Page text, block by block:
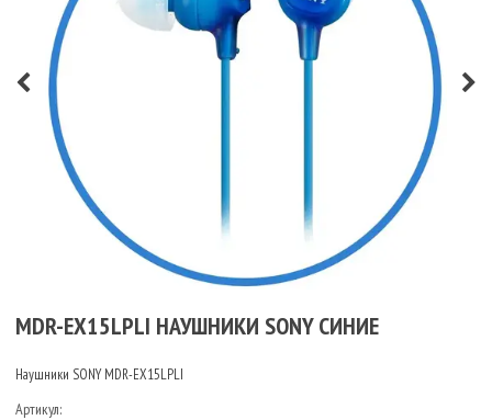
MDR-EX15LPLI НАУШНИКИ SONY СИНИЕ
Наушники SONY MDR-EX15LPLI
Артикул: